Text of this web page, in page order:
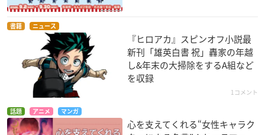
書籍 ニュース
『ヒロアカ』スピンオフ小説最
新刊「雄英白書 祝」轟家の年越
し&年末の大掃除をするA組など
を収録
1コメント
話題 アニメ マンガ
心を支えてくれる“女性キャラク